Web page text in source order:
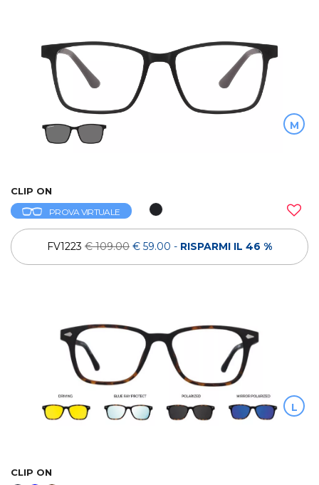
M
CLIP ON
PROVA VIRTUALE
FV1223 € 109.00 € 59.00 - RISPARMI IL 46 %
L
CLIP ON